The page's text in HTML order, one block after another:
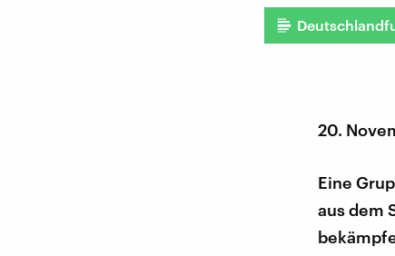
20.
Eine
aus dem